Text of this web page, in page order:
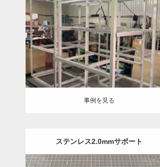
Category:ステンレスHot材 半導体部品
機械部品 フレーム加工 溶接加工 バフ
研磨処理 ヘアーライン処理 塗装処理
酸洗い処理
事例を見る
事例を見る
ステンレス2.0mmサポート